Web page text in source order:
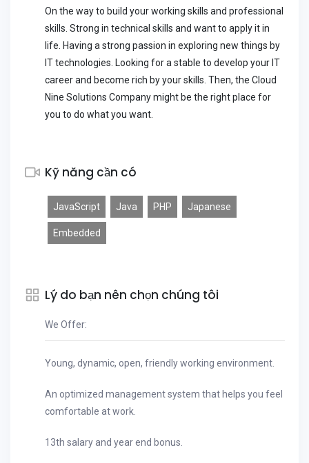
On the way to build your working skills and professional
skills. Strong in technical skills and want to apply it in
life. Having a strong passion in exploring new things by
IT technologies. Looking for a stable to develop your IT
career and become rich by your skills. Then, the Cloud
Nine Solutions Company might be the right place for
you to do what you want.
Kỹ năng cần có
JavaScript Java PHP Japanese
Embedded
Lý do bạn nên chọn chúng tôi
We Offer:
Young, dynamic, open, friendly working environment.
An optimized management system that helps you feel
comfortable at work.
13th salary and year end bonus.